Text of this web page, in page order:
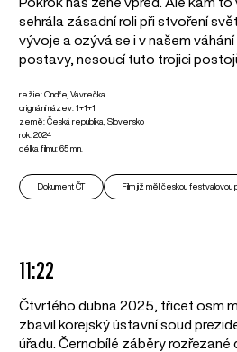
sehrála zásadní roli při stvoření
vývoje a ozývá se i v našem váhání
postavy, nesoucí tuto trojici
režie: Ondřej Vavrečka
originální název: 1+1+1
země: Česká republika, Slovensko
rok: 2024
délka filmu: 65 min.
Dokument ČT Film již měl českou festivalovou
11:22
Čtvrtého dubna 2025, třicet osm
zbavil korejský ústavní soud
úřadu. Černobílé záběry rozřezané